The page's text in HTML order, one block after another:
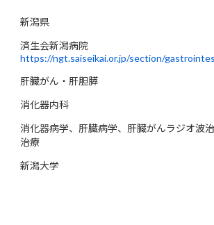
新潟県
済生会新潟病院
https://ngt.saiseikai.or.jp/section/
肝臓がん・肝胆膵
消化器内科
消化器病学、肝臓病学、肝臓がんラジオ波
治療
新潟大学